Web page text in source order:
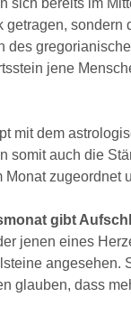
des
jene
mit dem
somit auch die
zugeordnet
gibt
jenen eines
angesehen.
glauben, dass